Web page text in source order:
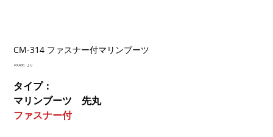
CM-314 ファスナー付マリンブーツ
価
￥8,400 より
タイプ：
マリンブーツ 先丸
ファスナー付